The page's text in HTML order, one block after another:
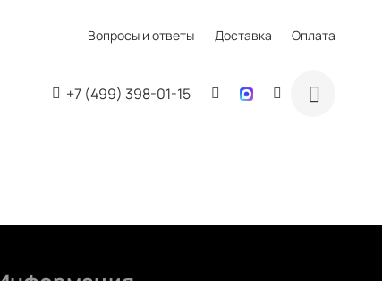
Вопросы и ответы Доставка Оплата
+7 (499) 398-01-15